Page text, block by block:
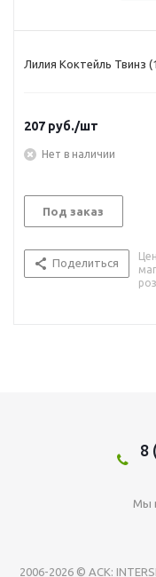
Лилия Коктейль Твинз
207 руб./шт
Нет в наличии
Под заказ
Поделиться
8
Мы
2006-2026 © АСК: